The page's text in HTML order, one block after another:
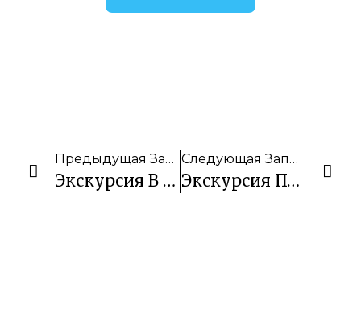
Предыдущая Запись
Экскурсия В Интерактивный Музей Филиппинской Культуры Мотаг
Следующая Запись
Экскурсия Подземная Река + Трансфер В Эль Нидо